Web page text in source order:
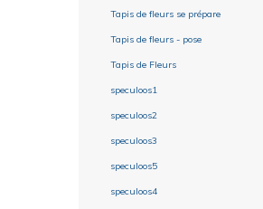
Tapis de fleurs se prépare
Tapis de fleurs - pose
Tapis de Fleurs
speculoos1
speculoos2
speculoos3
speculoos5
speculoos4